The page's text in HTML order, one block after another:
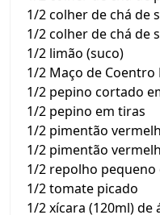
1/2 colher de chá de
1/2 colher de chá de
1/2 limão (suco)
1/2 Maço de Coentro
1/2 pepino cortado
1/2 pepino em tiras
1/2 pimentão
1/2 pimentão
1/2 repolho
1/2 tomate picado
1/2 xícara (120ml) de